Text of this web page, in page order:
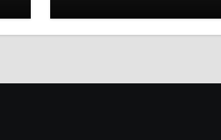
deutlich